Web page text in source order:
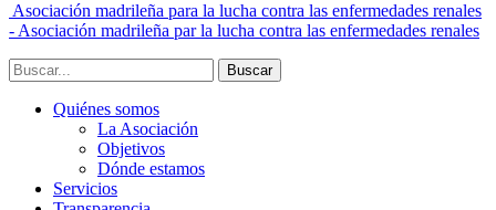
Asociación madrileña para la lucha contra las enfermedades renales
- Asociación madrileña par la lucha contra las enfermedades renales
Quiénes somos
La Asociación
Objetivos
Dónde estamos
Servicios